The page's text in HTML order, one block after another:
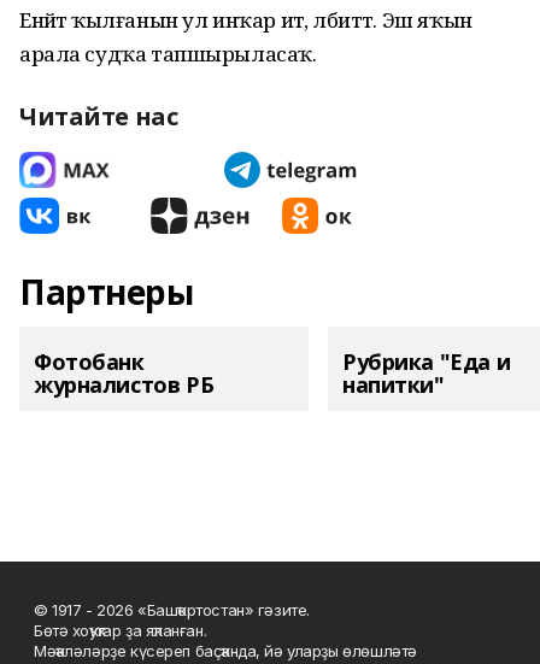
Енәйәт ҡылғанын ул инҡар итә, әлбиттә. Эш яҡын
арала судҡа тапшырыласаҡ.
Читайте нас
Партнеры
Фотобанк
журналистов РБ
Рубрика "Еда и
напитки"
© 1917 - 2026 «Башҡортостан» гәзите.
Бөтә хоҡуҡтар ҙа яҡланған.
Мәҡәләләрҙе күсереп баҫҡанда, йә уларҙы өлөшләтә